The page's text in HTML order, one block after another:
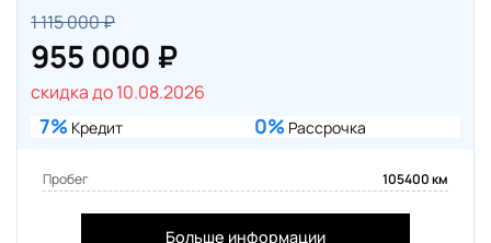
1 115 000 ₽
955 000 ₽
скидка до 10.08.2026
7% Кредит 0% Рассрочка
Пробег 105400 км
Больше информации